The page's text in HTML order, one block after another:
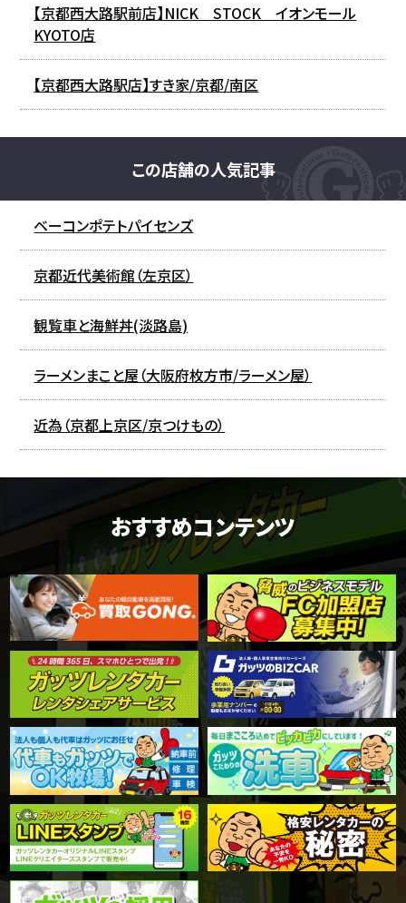
【京都西大路駅前店】NICK STOCK イオンモール
KYOTO店
【京都西大路駅店】すき家/京都/南区
この店舗の人気記事
ベーコンポテトパイセンズ
京都近代美術館（左京区）
観覧車と海鮮丼(淡路島)
ラーメンまこと屋（大阪府枚方市/ラーメン屋）
近為（京都上京区/京つけもの）
おすすめコンテンツ